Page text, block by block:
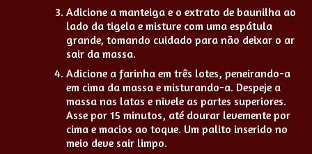
Adicione a manteiga e o extrato de baunilha ao
lado da tigela e misture com uma espátula
grande, tomando cuidado para não deixar o ar
sair da massa.
Adicione a farinha em três lotes, peneirando-a
em cima da massa e misturando-a. Despeje a
massa nas latas e nivele as partes superiores.
Asse por 15 minutos, até dourar levemente por
cima e macios ao toque. Um palito inserido no
meio deve sair limpo.